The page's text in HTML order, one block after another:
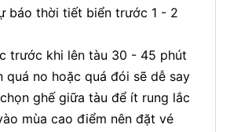
báo thời tiết biển trước 1 - 2
trước khi lên tàu 30 - 45 phút
quá no hoặc quá đói sẽ dễ say
ghế giữa tàu để ít rung lắc
mùa cao điểm nên đặt vé